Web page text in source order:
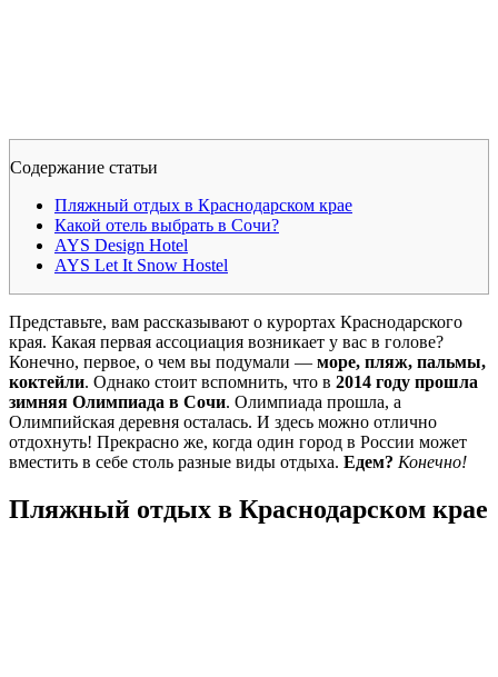
Содержание статьи
Пляжный отдых в Краснодарском крае
Какой отель выбрать в Сочи?
AYS Design Hotel
AYS Let It Snow Hostel
Представьте, вам рассказывают о курортах Краснодарского
края. Какая первая ассоциация возникает у вас в голове?
Конечно, первое, о чем вы подумали — море, пляж, пальмы,
коктейли. Однако стоит вспомнить, что в 2014 году прошла
зимняя Олимпиада в Сочи. Олимпиада прошла, а
Олимпийская деревня осталась. И здесь можно отлично
отдохнуть! Прекрасно же, когда один город в России может
вместить в себе столь разные виды отдыха. Едем? Конечно!
Пляжный отдых в Краснодарском крае